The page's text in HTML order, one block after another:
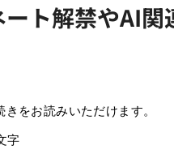
ト解禁やAI
をお読みいただけます。
字